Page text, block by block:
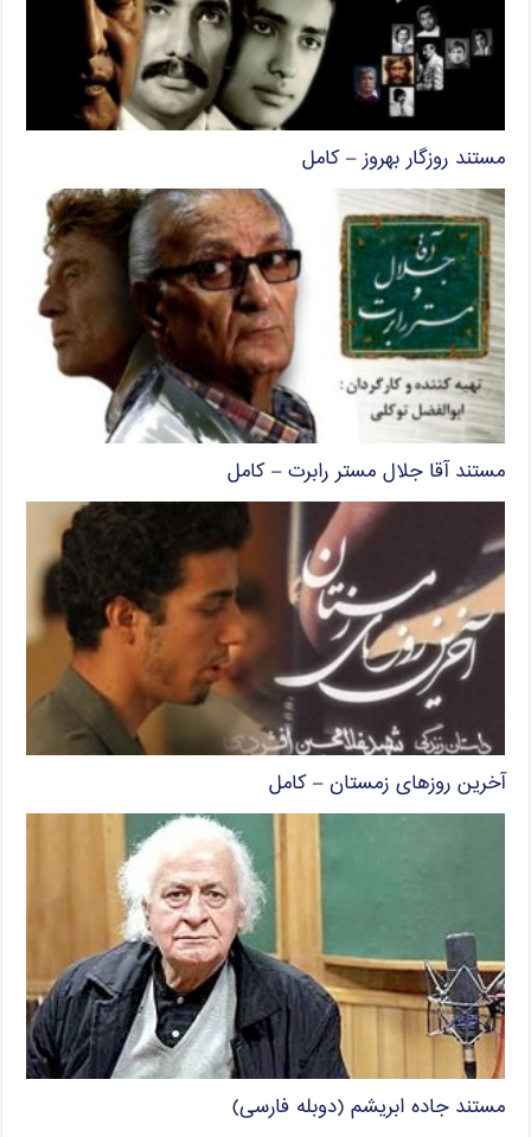
مستند روزگار بهروز – کامل
مستند آقا جلال مستر رابرت – کامل
آخرین روزهای زمستان – کامل
مستند جاده ابریشم (دوبله فارسی)